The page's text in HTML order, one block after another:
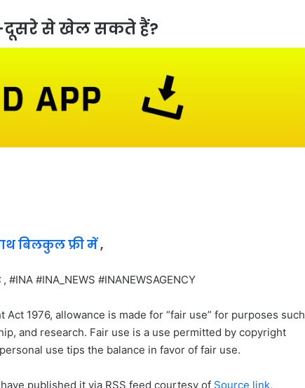
दूसरे से खेल सकते हैं?
बिलकुल फ्री में,
#INA_NEWS #INANEWSAGENCY
1976, allowance is made for “fair use” for purposes such
and research. Fair use is a use permitted by copyright
use tips the balance in favor of fair use.
published it via RSS feed courtesy of Source link,